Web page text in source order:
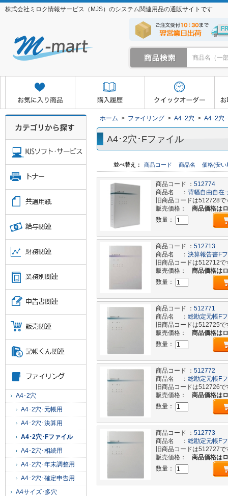
株式会社ミロク情報サービス（MJS）のシステム関連用品の通販サイトです
お取り寄せサービス マイページ
ホーム > ファイリング > A4･2穴 > A4･2穴
A4･2穴･Fファイル
並べ替え： 商品コード 商品名 価格(安
商品コード ： 512774
商品名 ： 背幅自由自在
旧商品コードは512728で
販売価格：
商品価格は
数量：
商品コード ： 512713
商品名 ： 決算報告書F
旧商品コードは512712で
販売価格：
商品価格は
数量：
商品コード ： 512771
商品名 ： 総勘定元帳F
旧商品コードは512725で
販売価格：
商品価格は
数量：
商品コード ： 512772
商品名 ： 総勘定元帳F
旧商品コードは512726で
販売価格：
商品価格は
数量：
商品コード ： 512773
商品名 ： 総勘定元帳F
旧商品コードは512727で
販売価格：
商品価格は
数量：
A4･2穴
A4･2穴･元帳用
A4･2穴･決算用
A4･2穴･Fファイル
A4･2穴･相続用
A4･2穴･年末調整用
A4･2穴･確定申告用
A4サイズ･多穴